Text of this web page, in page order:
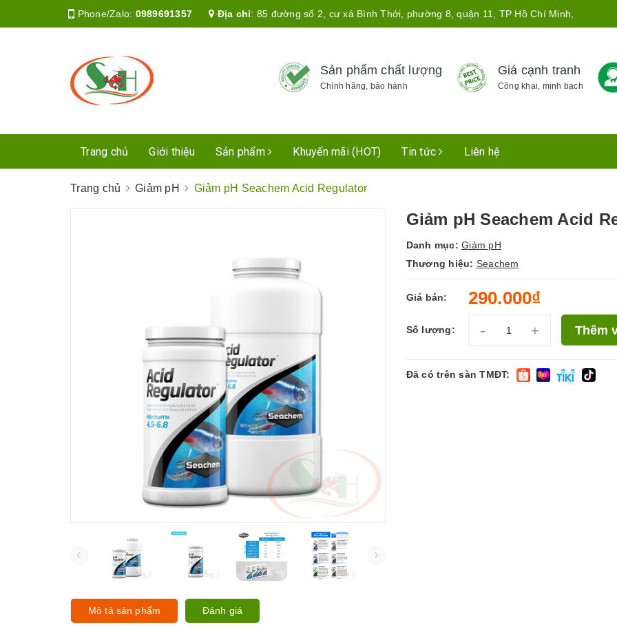
Phone/Zalo: 0989691357 Địa chỉ: 85 đường số 2, cư xá Bình Thới, phường 8, quận 11, TP Hồ Chí Minh,
Sản phẩm chất lượng
Chính hãng, bảo hành
Giá cạnh tranh
Công khai, minh bạch
Trang chủ Giới thiệu Sản phẩm Khuyến mãi (HOT) Tin tức Liên hệ
Trang chủ Giảm pH Giảm pH Seachem Acid Regulator
Giảm pH Seachem Acid
Danh mục: Giảm pH
Thương hiệu: Seachem
Giá bán: 290.000₫
Số lượng: - + Thêm
Đã có trên sàn TMĐT:
Mô tả sản phẩm Đánh giá